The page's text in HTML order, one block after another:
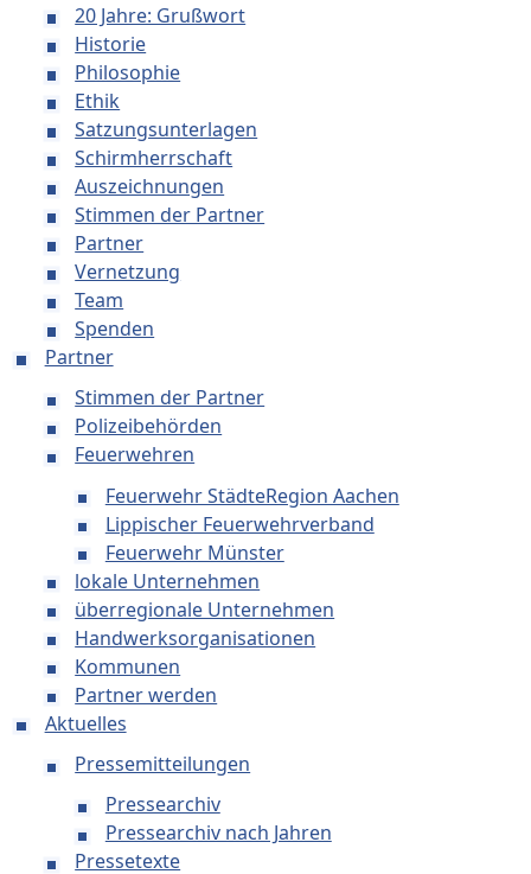
20 Jahre: Grußwort
Historie
Philosophie
Ethik
Satzungsunterlagen
Schirmherrschaft
Auszeichnungen
Stimmen der Partner
Partner
Vernetzung
Team
Spenden
Partner
Stimmen der Partner
Polizeibehörden
Feuerwehren
Feuerwehr StädteRegion Aachen
Lippischer Feuerwehrverband
Feuerwehr Münster
lokale Unternehmen
überregionale Unternehmen
Handwerksorganisationen
Kommunen
Partner werden
Aktuelles
Pressemitteilungen
Pressearchiv
Pressearchiv nach Jahren
Pressetexte